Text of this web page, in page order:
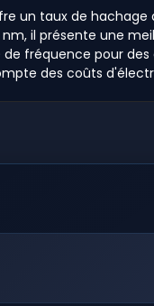
un taux de
nm, il présente une
fréquence pour
des coûts